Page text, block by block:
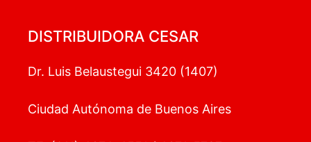
DISTRIBUIDORA CESAR
Dr. Luis Belaustegui 3420 (1407)
Ciudad Autónoma de Buenos Aires